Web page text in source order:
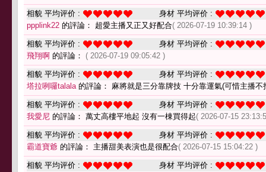
相貌 平均评价 :
身材 平均评价 :
ppplink22 的評論： 超愛主播又正又好配合( 2026-07-19 10:39:14 )
相貌 平均评价 :
身材 平均评价 :
飛翔啊 的評論： ( 2026-07-19 09:05:42 )
相貌 平均评价 :
身材 平均评价 :
塔拉咧囉talala的評論： 麻將就是三分靠牌技 十分靠運氣(可惜主播不
相貌 平均评价 :
身材 平均评价 :
我愛尼 的評論： 萬丈高樓平地起 沒有一棟買得起( 2026-07-15
相貌 平均评价 :
身材 平均评价 :
霸道寶爺 的評論： 主播甜美表演也是很配合( 2026-07-15 15:04:22 )
相貌 平均评价 :
身材 平均评价 :